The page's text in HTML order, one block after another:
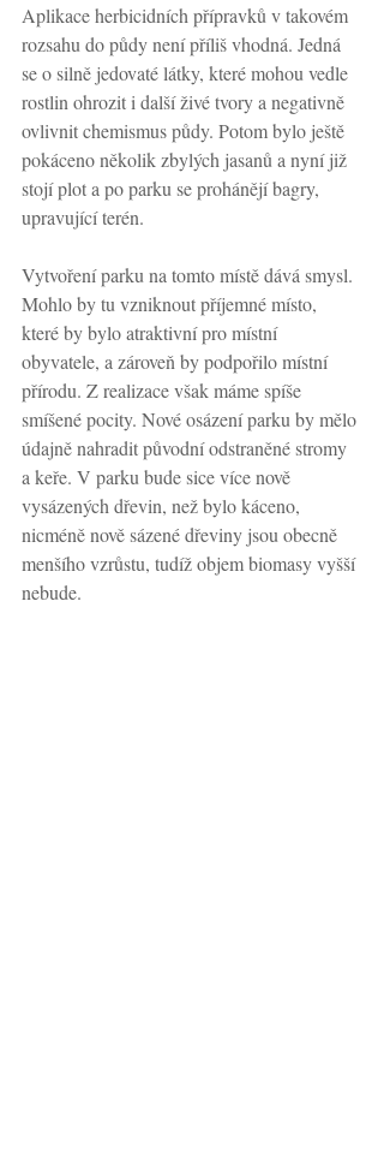
Aplikace herbicidních přípravků v takovém
rozsahu do půdy není příliš vhodná. Jedná
se o silně jedovaté látky, které mohou vedle
rostlin ohrozit i další živé tvory a negativně
ovlivnit chemismus půdy. Potom bylo ještě
pokáceno několik zbylých jasanů a nyní již
stojí plot a po parku se prohánějí bagry,
upravující terén.
Vytvoření parku na tomto místě dává smysl.
Mohlo by tu vzniknout příjemné místo,
které by bylo atraktivní pro místní
obyvatele, a zároveň by podpořilo místní
přírodu. Z realizace však máme spíše
smíšené pocity. Nové osázení parku by mělo
údajně nahradit původní odstraněné stromy
a keře. V parku bude sice více nově
vysázených dřevin, než bylo káceno,
nicméně nově sázené dřeviny jsou obecně
menšího vzrůstu, tudíž objem biomasy vyšší
nebude.